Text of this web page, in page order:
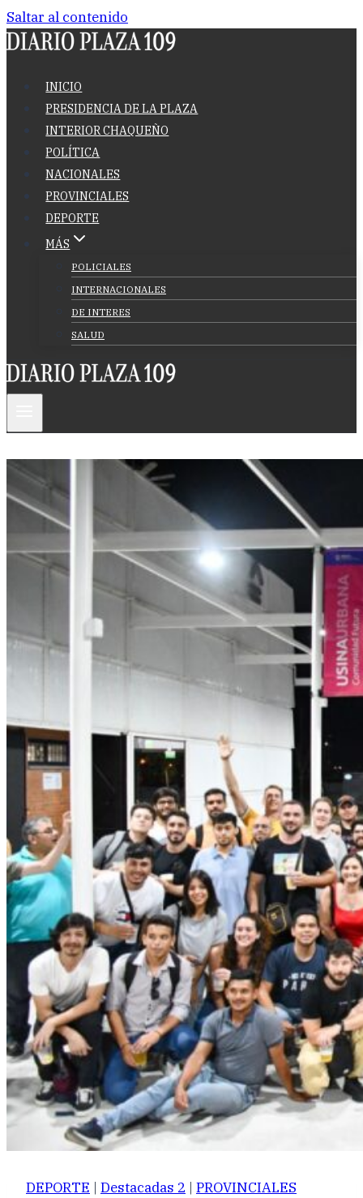
Saltar al contenido
INICIO
PRESIDENCIA DE LA PLAZA
INTERIOR CHAQUEÑO
POLÍTICA
NACIONALES
PROVINCIALES
DEPORTE
MÁS
POLICIALES
INTERNACIONALES
DE INTERES
SALUD
DEPORTE | Destacadas 2 | PROVINCIALES